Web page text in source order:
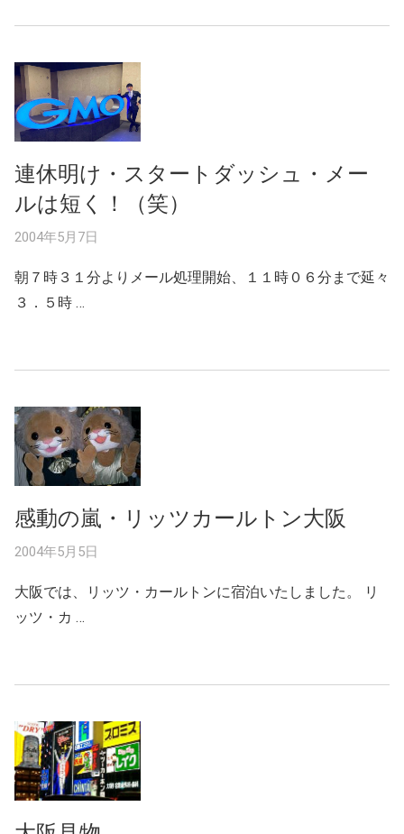
連休明け・スタートダッシュ・メー
ルは短く！（笑）
2004年5月7日
朝７時３１分よりメール処理開始、１１時０６分まで延々
３．５時 …
感動の嵐・リッツカールトン大阪
2004年5月5日
大阪では、リッツ・カールトンに宿泊いたしました。 リ
ッツ・カ …